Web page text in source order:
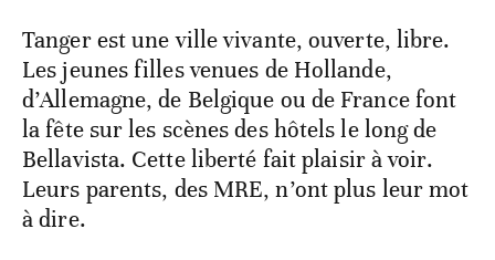
Tanger est une ville vivante, ouverte, libre.
Les jeunes filles venues de Hollande,
d’Allemagne, de Belgique ou de France font
la fête sur les scènes des hôtels le long de
Bellavista. Cette liberté fait plaisir à voir.
Leurs parents, des MRE, n’ont plus leur mot
à dire.